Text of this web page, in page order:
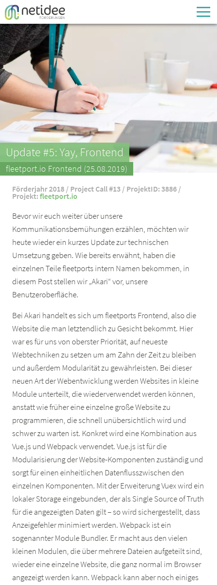
Enter your username or email address
Passwort
Passwort vergessen
Update #5: Yay, Frontend
fleetport.io Frontend (25.08.2019)
Förderjahr 2018 / Project Call #13 / ProjektID: 3886 /
Projekt:fleetport.io
Bevor wir euch weiter über unsere
Kommunikationsbemühungen erzählen, möchten wir
heute wieder ein kurzes Update zur technischen
Umsetzung geben. Wie bereits erwähnt, haben die
einzelnen Teile fleetports intern Namen bekommen, in
diesem Post stellen wir „Akari“ vor, unsere
Benutzeroberfläche.
Bei Akari handelt es sich um fleetports Frontend, also die
Website die man letztendlich zu Gesicht bekommt. Hier
war es für uns von oberster Priorität, auf neueste
Webtechniken zu setzen um am Zahn der Zeit zu bleiben
und außerdem Modularität zu gewährleisten. Bei dieser
neuen Art der Webentwicklung werden Websites in kleine
Module unterteilt, die wiederverwendet werden können,
anstatt wie früher eine einzelne große Website zu
programmieren, die schnell unübersichtlich wird und
schwer zu warten ist. Konkret wird eine Kombination aus
Vue.js und Webpack verwendet. Vue.js ist für die
Modularisierung der Website-Komponenten zuständig und
sorgt für einen einheitlichen Datenflusszwischen den
einzelnen Komponenten. Mit der Erweiterung Vuex wird ein
lokaler Storage eingebunden, der als Single Source of Truth
für die angezeigten Daten gilt – so wird sichergestellt, dass
Anzeigefehler minimiert werden. Webpack ist ein
sogenannter Module Bundler. Er macht aus den vielen
kleinen Modulen, die über mehrere Dateien aufgeteilt sind,
wieder eine einzelne Website, die ganz normal im Browser
angezeigt werden kann. Webpack kann aber noch einiges